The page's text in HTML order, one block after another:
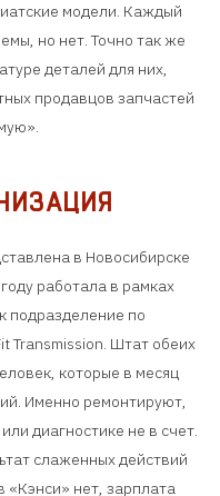
модели. Каждый
но нет. Точно так же
деталей для них,
продавцов запчастей
в Новосибирске
работала в рамках
подразделение по
Transmission. Штат обеих
которые в месяц
Именно ремонтируют,
диагностике не в счет.
слаженных действий
«Кэнси» нет, зарплата